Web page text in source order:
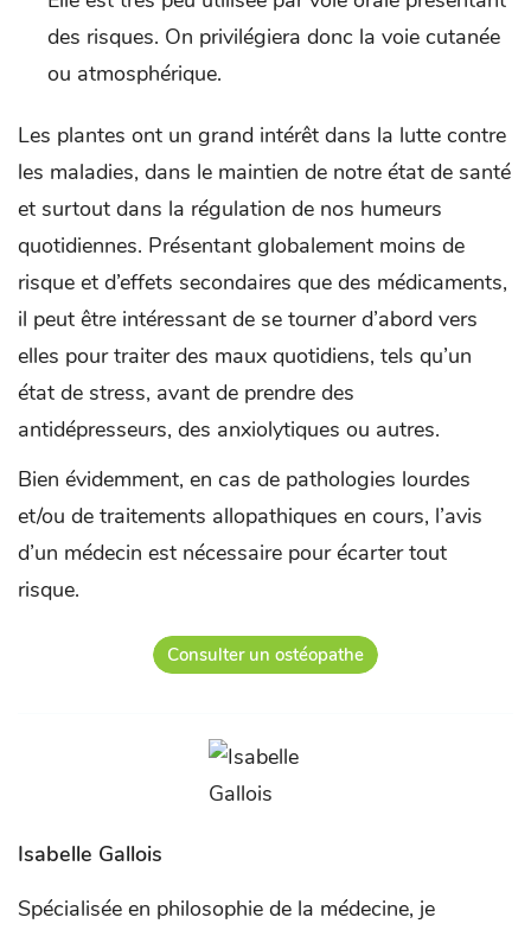
des risques. On privilégiera donc la voie cutanée
ou atmosphérique.
Les plantes ont un grand intérêt dans la lutte contre
les maladies, dans le maintien de notre état de santé
et surtout dans la régulation de nos humeurs
quotidiennes. Présentant globalement moins de
risque et d’effets secondaires que des médicaments,
il peut être intéressant de se tourner d’abord vers
elles pour traiter des maux quotidiens, tels qu’un
état de stress, avant de prendre des
antidépresseurs, des anxiolytiques ou autres.
Bien évidemment, en cas de pathologies lourdes
et/ou de traitements allopathiques en cours, l’avis
d’un médecin est nécessaire pour écarter tout
risque.
Consulter un ostéopathe
Isabelle Gallois
Spécialisée en philosophie de la médecine, je